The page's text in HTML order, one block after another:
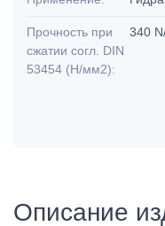
Прочность при
сжатии согл. DIN
53454 (Н/мм2):
340
Описание